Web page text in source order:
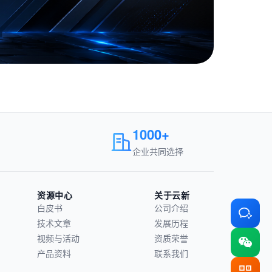
1000+
企业共同选择
资源中心
白皮书
技术文章
视频与活动
产品资料
关于云新
公司介绍
发展历程
资质荣誉
联系我们